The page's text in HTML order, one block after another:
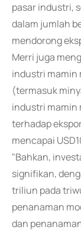
pasar industri,
dalam jumlah
mendorong
Merri juga
industri mamin
(termasuk
industri mamin
terhadap
mencapai
"Bahkan,
signifikan,
triliun pada
penanaman
dan